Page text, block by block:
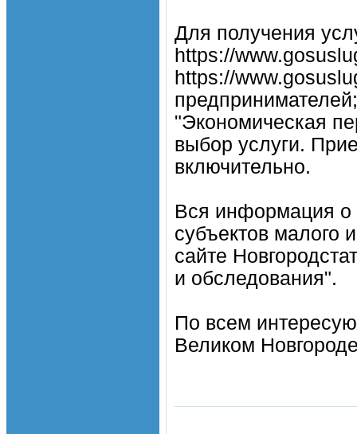
Для получения
https://
https://
"Экономическая
выбор услуги.
включительно.
Вся информация о
субъектов малого
сайте
и обследования".
По всем
Великом